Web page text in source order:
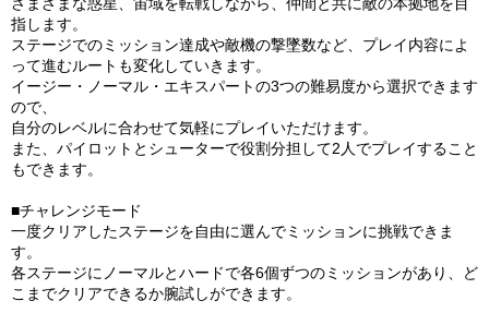
さまざまな惑星、宙域を転戦しながら、仲間と共に敵の本拠地を目
指します。
ステージでのミッション達成や敵機の撃墜数など、プレイ内容によ
って進むルートも変化していきます。
イージー・ノーマル・エキスパートの3つの難易度から選択できます
ので、
自分のレベルに合わせて気軽にプレイいただけます。
また、パイロットとシューターで役割分担して2人でプレイすること
もできます。
■チャレンジモード
一度クリアしたステージを自由に選んでミッションに挑戦できま
す。
各ステージにノーマルとハードで各6個ずつのミッションがあり、ど
こまでクリアできるか腕試しができます。